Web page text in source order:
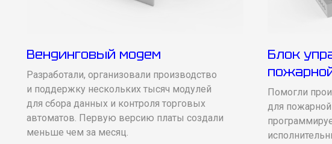
Вендинговый модем
Разработали, организовали производство
и поддержку нескольких тысяч модулей
для сбора данных и контроля торговых
автоматов. Первую версию платы создали
меньше чем за месяц.
Блок
Помогли
для пожарной